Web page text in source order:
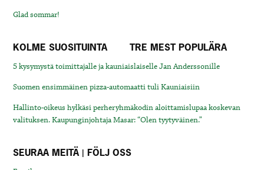
Glad sommar!
KOLME SUOSITUINTA TRE MEST POPULÄRA
5 kysymystä toimittajalle ja kauniaislaiselle Jan Anderssonille
Suomen ensimmäinen pizza-automaatti tuli Kauniaisiin
Hallinto-oikeus hylkäsi perheryhmäkodin aloittamislupaa koskevan
valituksen. Kaupunginjohtaja Masar: “Olen tyytyväinen.”
SEURAA MEITÄ | FÖLJ OSS